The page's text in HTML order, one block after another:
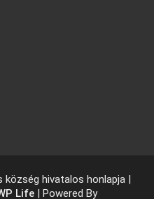
hivatalos honlapja |
Life | Powered By